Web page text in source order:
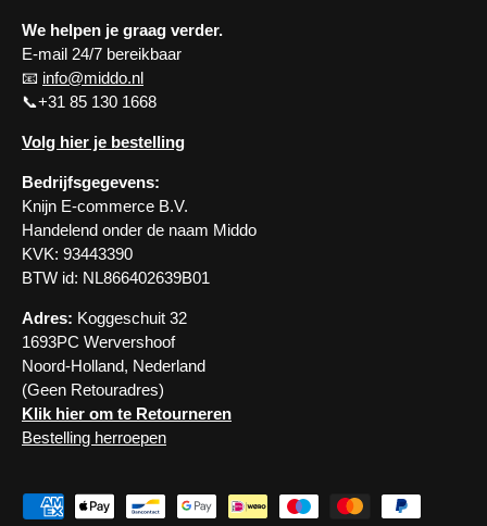
We helpen je graag verder.
E-mail 24/7 bereikbaar
📧 info@middo.nl
📞+31 85 130 1668
Volg hier je bestelling
Bedrijfsgegevens:
Knijn E-commerce B.V.
Handelend onder de naam Middo
KVK: 93443390
BTW id: NL866402639B01
Adres: Koggeschuit 32
1693PC Wervershoof
Noord-Holland, Nederland
(Geen Retouradres)
Klik hier om te Retourneren
Bestelling herroepen
Geaccepteerde betaalmethoden